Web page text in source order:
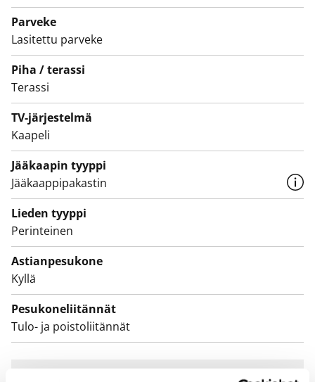
Tule kurkkaamaan paikan päälle ja tunnustele, voisiko
tästä tulla sinun uusi vuokrakotisi!
Parveke
Lasitettu parveke
Piha / terassi
Terassi
TV-järjestelmä
Kaapeli
Jääkaapin tyyppi
Jääkaappipakastin
Lieden tyyppi
Perinteinen
Astianpesukone
Kyllä
Pesukoneliitännät
Tulo- ja poistoliitännät